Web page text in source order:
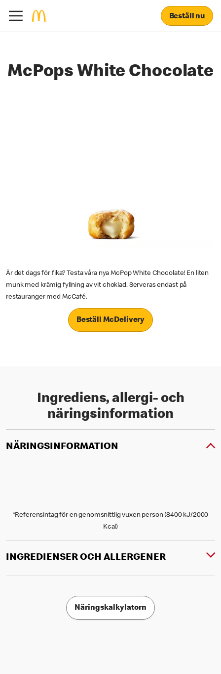
Beställ nu
McPops White Chocolate
Är det dags för fika? Testa våra nya McPop White Chocolate! En liten
munk med krämig fyllning av vit choklad. Serveras endast på
restauranger med McCafé.
Beställ McDelivery
Ingrediens, allergi- och
näringsinformation
NÄRINGSINFORMATION
*Referensintag för en genomsnittlig vuxen person (8400 kJ/2000
Kcal)
INGREDIENSER OCH ALLERGENER
Näringskalkylatorn